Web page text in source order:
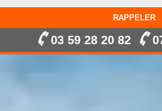
03 59 28 20 82